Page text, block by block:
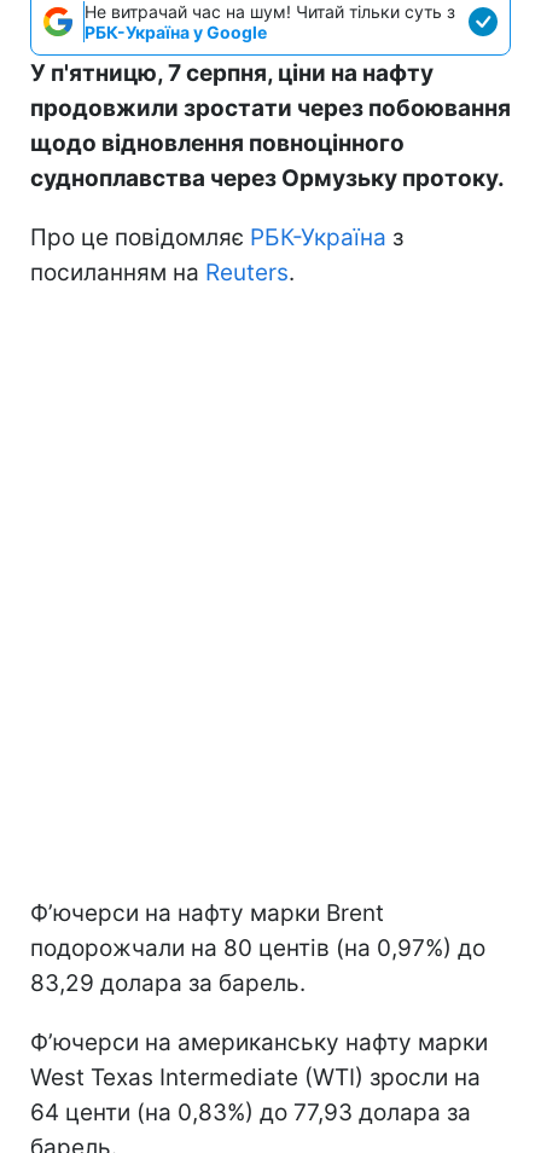
Не витрачай час на шум! Читай тільки суть з
РБК-Україна у Google
У п'ятницю, 7 серпня, ціни на нафту
продовжили зростати через побоювання
щодо відновлення повноцінного
судноплавства через Ормузьку протоку.
Про це повідомляє РБК-Україна з
посиланням на Reuters.
Ф’ючерси на нафту марки Brent
подорожчали на 80 центів (на 0,97%) до
83,29 долара за барель.
Ф’ючерси на американську нафту марки
West Texas Intermediate (WTI) зросли на
64 центи (на 0,83%) до 77,93 долара за